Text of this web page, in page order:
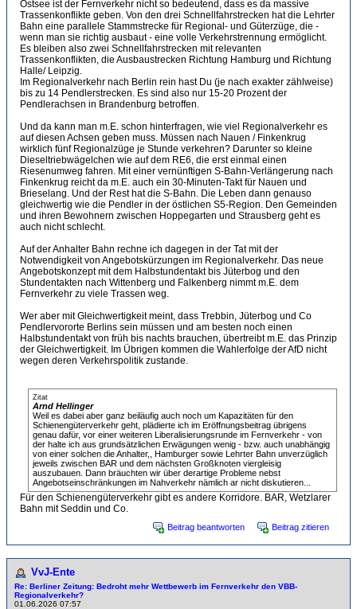
Ostsee ist der Fernverkehr nicht so bedeutend, dass es da massive
Trassenkonflikte geben. Von den drei Schnellfahrstrecken hat die Lehrter
Bahn eine parallele Stammstrecke für Regional- und Güterzüge, die -
wenn man sie richtig ausbaut - eine volle Verkehrstrennung ermöglicht.
Es bleiben also zwei Schnellfahrstrecken mit relevanten
Trassenkonflikten, die Ausbaustrecken Richtung Hamburg und Richtung
Halle/ Leipzig.
Im Regionalverkehr nach Berlin rein hast Du (je nach exakter zählweise)
bis zu 14 Pendlerstrecken. Es sind also nur 15-20 Prozent der
Pendlerachsen in Brandenburg betroffen.
Und da kann man m.E. schon hinterfragen, wie viel Regionalverkehr es
auf diesen Achsen geben muss. Müssen nach Nauen / Finkenkrug
wirklich fünf Regionalzüge je Stunde verkehren? Darunter so kleine
Dieseltriebwägelchen wie auf dem RE6, die erst einmal einen
Riesenumweg fahren. Mit einer vernünftigen S-Bahn-Verlängerung nach
Finkenkrug reicht da m.E. auch ein 30-Minuten-Takt für Nauen und
Brieselang. Und der Rest hat die S-Bahn. Die Leben dann genauso
gleichwertig wie die Pendler in der östlichen S5-Region. Den Gemeinden
und ihren Bewohnern zwischen Hoppegarten und Strausberg geht es
auch nicht schlecht.
Auf der Anhalter Bahn rechne ich dagegen in der Tat mit der
Notwendigkeit von Angebotskürzungen im Regionalverkehr. Das neue
Angebotskonzept mit dem Halbstundentakt bis Jüterbog und den
Stundentakten nach Wittenberg und Falkenberg nimmt m.E. dem
Fernverkehr zu viele Trassen weg.
Wer aber mit Gleichwertigkeit meint, dass Trebbin, Jüterbog und Co
Pendlervororte Berlins sein müssen und am besten noch einen
Halbstundentakt von früh bis nachts brauchen, übertreibt m.E. das Prinzip
der Gleichwertigkeit. Im Übrigen kommen die Wahlerfolge der AfD nicht
wegen deren Verkehrspolitik zustande.
Zitat
Arnd Hellinger
Weil es dabei aber ganz beiläufig auch noch um Kapazitäten für den
Schienengüterverkehr geht, plädierte ich im Eröffnungsbeitrag übrigens
genau dafür, vor einer weiteren Liberalisierungsrunde im Fernverkehr - von
der halte ich aus grundsätzlichen Erwägungen wenig - bzw. auch unabhängig
von einer solchen die Anhalter,, Hamburger sowie Lehrter Bahn unverzüglich
jeweils zwischen BAR und dem nächsten Großknoten viergleisig
auszubauen. Dann bräuchten wir über derartige Probleme nebst
Angebotseinschränkungen im Nahverkehr nämlich ar nicht diskutieren...
Für den Schienengüterverkehr gibt es andere Korridore. BAR, Wetzlarer
Bahn mit Seddin und Co.
Beitrag beantworten Beitrag zitieren
VvJ-Ente
Re: Berliner Zeitung: Bedroht mehr Wettbewerb im Fernverkehr den VBB-
Regionalverkehr?
01.06.2026 07:57